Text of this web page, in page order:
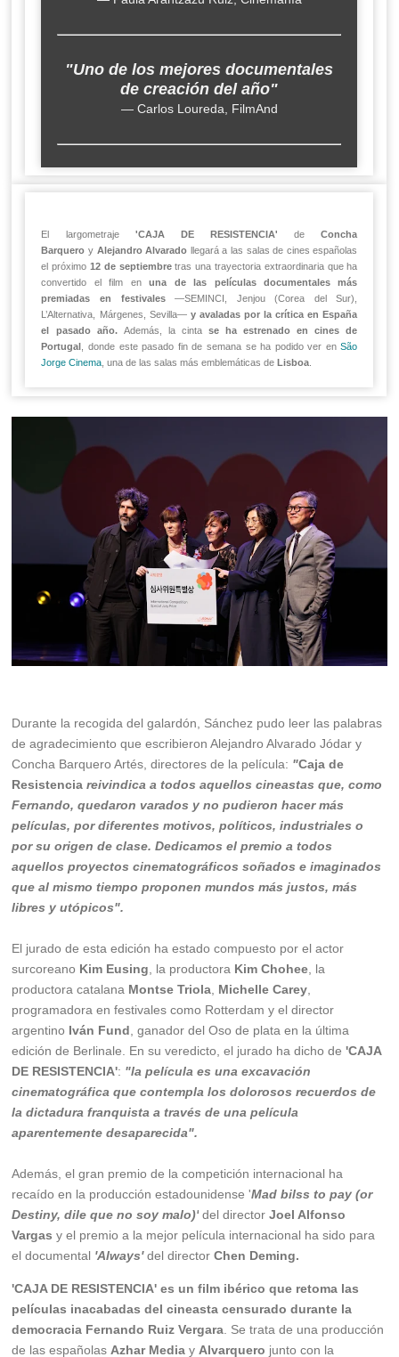
"Uno de los mejores documentales
de creación del año"
— Carlos Loureda, FilmAnd
El largometraje 'CAJA DE RESISTENCIA' deConcha
Barqueroy Alejandro Alvarado llegará a las salas de cines españolas
el próximo 12 de septiembretras una trayectoria extraordinaria que ha
convertido el film enuna de las películas documentales más
premiadas en festivales—SEMINCI, Jenjou (Corea del Sur),
L’Alternativa, Márgenes, Sevilla— y avaladas por la crítica en España
el pasado año. Además, la cintase ha estrenado en cines de
Portugal , donde este pasado fin de semana se ha podido ver enSão
Jorge Cinema , una de las salas más emblemáticas deLisboa
Durante la recogida del galardón, Sánchez pudo leer las palabras
de agradecimiento que escribieron Alejandro Alvarado Jódar y
Concha Barquero Artés, directores de la película: "Caja de
Resistenciareivindica a todos aquellos cineastas que, como
Fernando, quedaron varados y no pudieron hacer más
películas, por diferentes motivos, políticos, industriales o
por su origen de clase. Dedicamos el premio a todos
aquellos proyectos cinematográficos soñados e imaginados
que al mismo tiempo proponen mundos más justos, más
libres y utópicos".
El jurado de esta edición ha estado compuesto por el actor
surcoreano Kim Eusing, la productora Kim Chohee, la
productora catalana Montse Triola, Michelle Carey,
programadora en festivales como Rotterdam y el director
argentino Iván Fund, ganador del Oso de plata en la última
edición de Berlinale. En su veredicto, el jurado ha dicho de'CAJA
DE RESISTENCIA': "la película es una excavación
cinematográfica que contempla los dolorosos recuerdos de
la dictadura franquista a través de una película
aparentemente desaparecida".
Además, el gran premio de la competición internacional ha
recaído en la producción estadounidense 'Mad bilss to pay (or
Destiny, dile que no soy malo)' del directorJoel Alfonso
Vargasy el premio a la mejor película internacional ha sido para
el documental 'Always'del directorChen Deming.
'CAJA DE RESISTENCIA' es un film ibérico que retoma las
películas inacabadas del cineasta censurado durante la
democracia Fernando Ruiz Vergara. Se trata de una producción
de las españolasAzhar Media yAlvarquero junto con la